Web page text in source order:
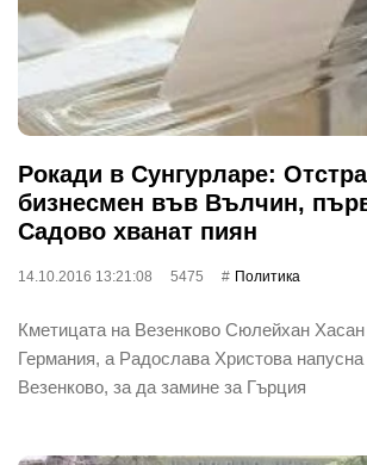
Рокади в Сунгурларе:
бизнесмен във Вълчин,
Садово хванат пиян
14.10.2016 13:21:08 5475 Политика
Кметицата на Везенково Сюлейхан Хасан
Германия, а Радослава Христова
Везенково, за да замине за Гърция